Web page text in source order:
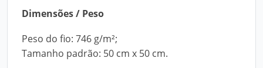
Dimensões / Peso
Peso do fio: 746 g/m²;
Tamanho padrão: 50 cm x 50 cm.